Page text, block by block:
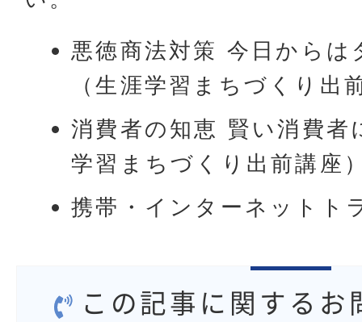
悪徳商法対策 今日から
（生涯学習まちづくり出
消費者の知恵 賢い消費
学習まちづくり出前講座
携帯・インターネットト
この記事に関するお